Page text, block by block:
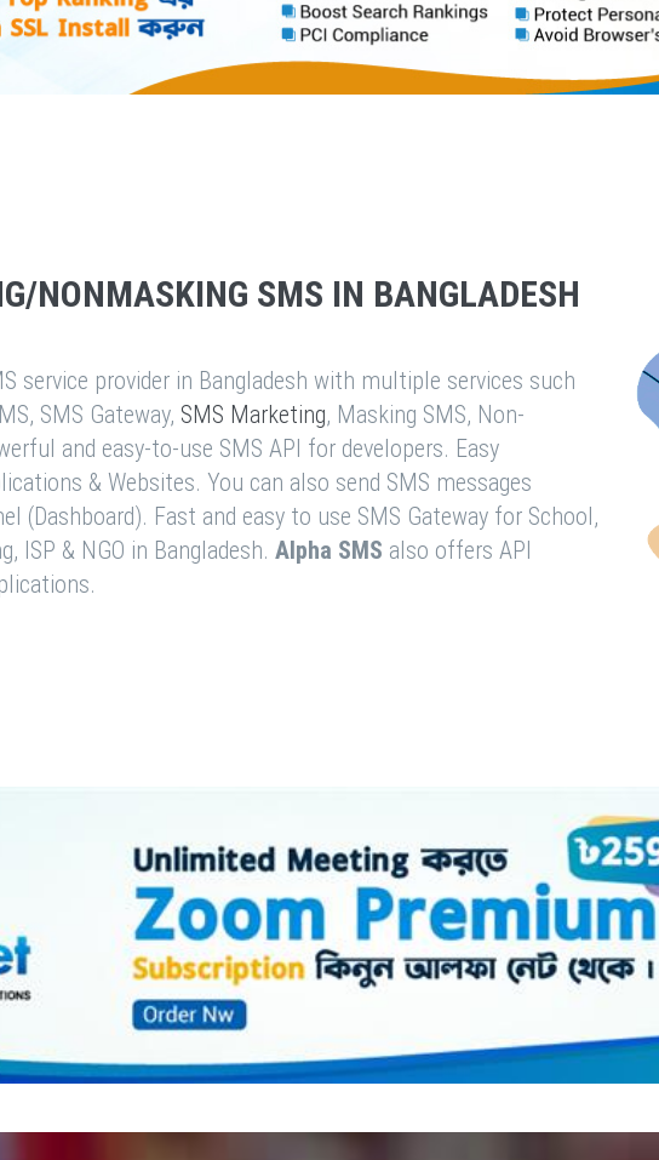
NONMASKING SMS IN BANGLADESH
service provider in Bangladesh with multiple services such
SMS Gateway, SMS Marketing, Masking SMS, Non-
and easy-to-use SMS API for developers. Easy
& Websites. You can also send SMS messages
(Dashboard). Fast and easy to use SMS Gateway for School,
ISP & NGO in Bangladesh. Alpha SMS also offers API